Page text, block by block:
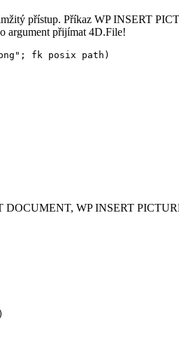
přístup. Příkaz WP INSERT
argument přijímat 4D.File!
fk posix path)
DOCUMENT, WP INSERT